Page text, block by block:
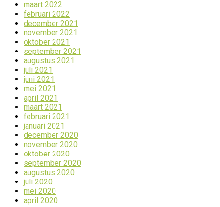
maart 2022
februari 2022
december 2021
november 2021
oktober 2021
september 2021
augustus 2021
juli 2021
juni 2021
mei 2021
april 2021
maart 2021
februari 2021
januari 2021
december 2020
november 2020
oktober 2020
september 2020
augustus 2020
juli 2020
mei 2020
april 2020